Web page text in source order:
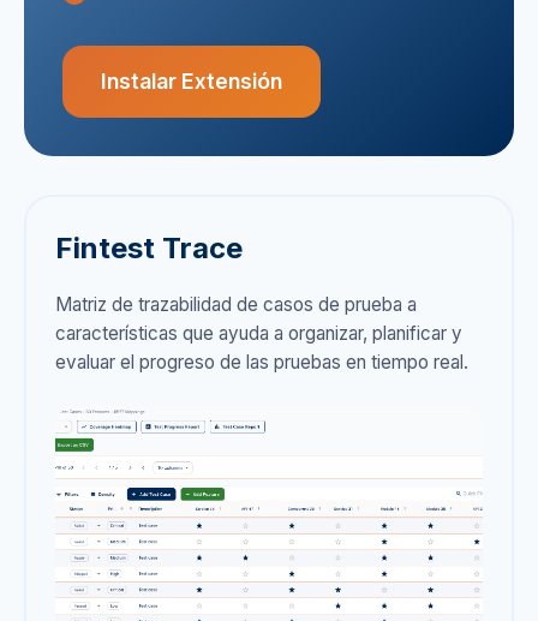
Instalar Extensión
Fintest Trace
Matriz de trazabilidad de casos de prueba a
características que ayuda a organizar, planificar y
evaluar el progreso de las pruebas en tiempo real.